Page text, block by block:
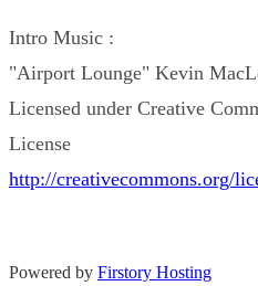
Intro Music :
"Airport Lounge" Kevin
Licensed under Creative
License
http://creativecommons.org/
Powered by Firstory Hosting